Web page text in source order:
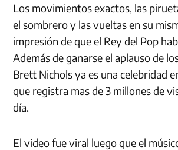
Los movimientos exactos, las
el sombrero y las vueltas en su
impresión de que el Rey del Pop
Además de ganarse el aplauso de
Brett Nichols ya es una celebridad
que registra mas de 3 millones de
día.
El video fue viral luego que el